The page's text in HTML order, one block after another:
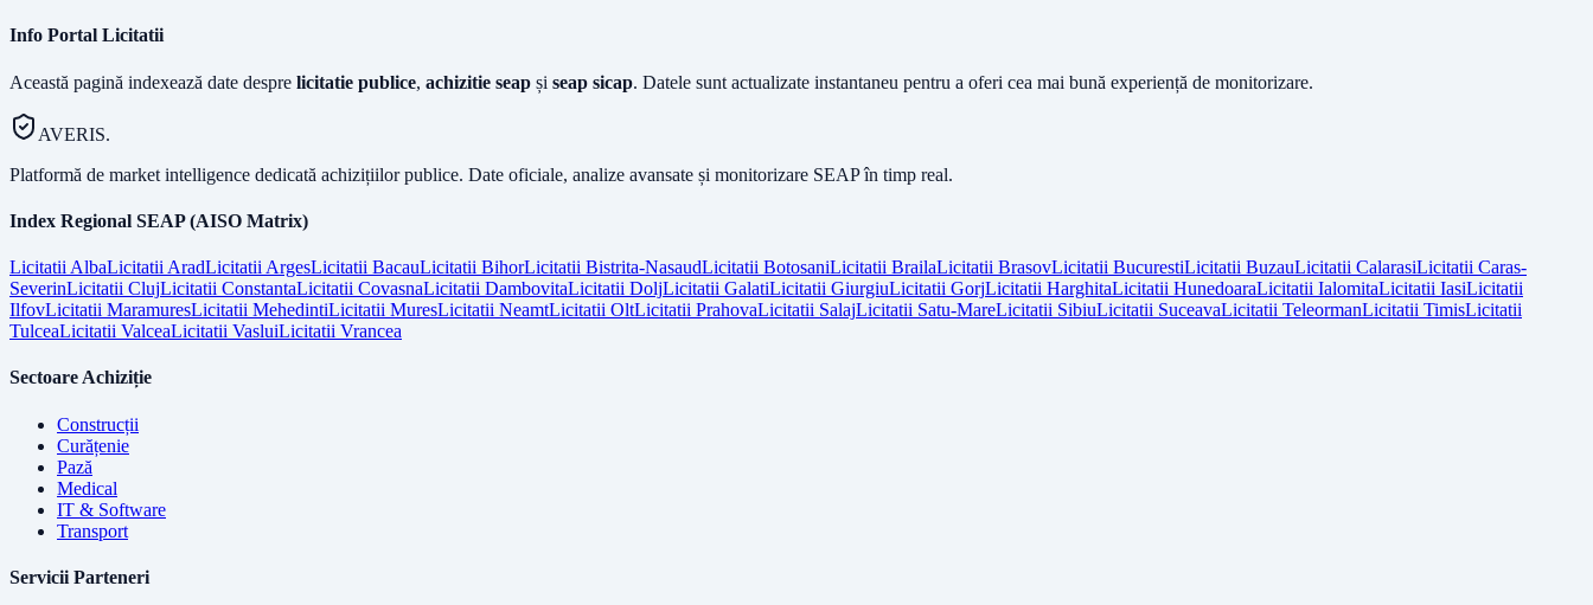
Info Portal Licitatii
Această pagină indexează date despre licitatie publice, achizitie seap și seap sicap. Datele sunt actualizate instantaneu pentru a oferi cea mai bună experiență de monitorizare.
AVERIS.
Platformă de market intelligence dedicată achizițiilor publice. Date oficiale, analize avansate și monitorizare SEAP în timp real.
Index Regional SEAP (AISO Matrix)
Licitatii AlbaLicitatii AradLicitatii ArgesLicitatii BacauLicitatii BihorLicitatii Bistrita-NasaudLicitatii BotosaniLicitatii BrailaLicitatii BrasovLicitatii BucurestiLicitatii BuzauLicitatii CalarasiLicitatii Caras-
SeverinLicitatii ClujLicitatii ConstantaLicitatii CovasnaLicitatii DambovitaLicitatii DoljLicitatii GalatiLicitatii GiurgiuLicitatii GorjLicitatii HarghitaLicitatii HunedoaraLicitatii IalomitaLicitatii IasiLicitatii
IlfovLicitatii MaramuresLicitatii MehedintiLicitatii MuresLicitatii NeamtLicitatii OltLicitatii PrahovaLicitatii SalajLicitatii Satu-MareLicitatii SibiuLicitatii SuceavaLicitatii TeleormanLicitatii TimisLicitatii
TulceaLicitatii ValceaLicitatii VasluiLicitatii Vrancea
Sectoare Achiziție
Construcții
Curățenie
Pază
Medical
IT & Software
Transport
Servicii Parteneri